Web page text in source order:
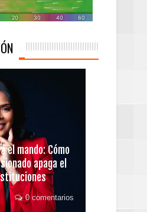
el mando: Cómo
apaga el
0 comentarios